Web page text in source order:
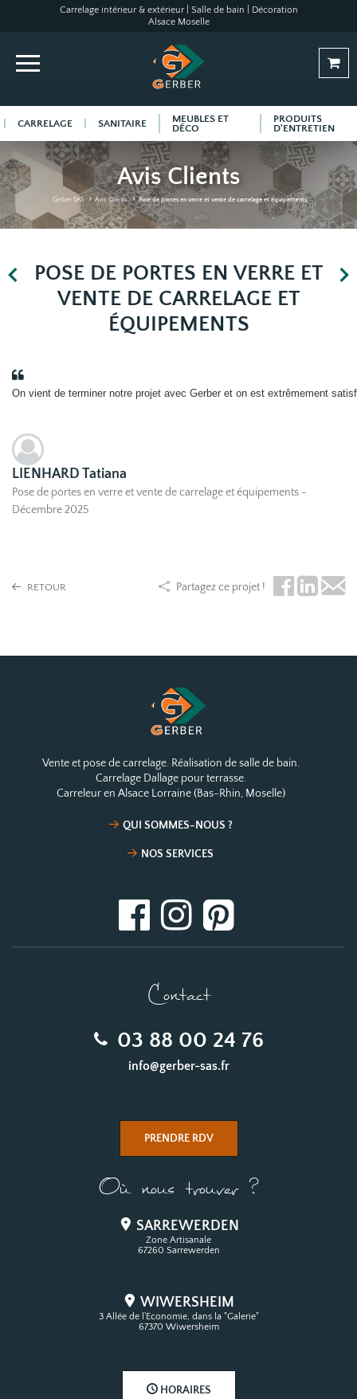
Carrelage intérieur & extérieur | Salle de bain | Décoration
Alsace Moselle
CARRELAGE SANITAIRE
MEUBLES ET
DÉCO
PRODUITS
D'ENTRETIEN
Avis Clients
Gerber SAS Avis Clients Pose de portes en verre et vente de carrelage et équipements
POSE DE PORTES EN VERRE ET
VENTE DE CARRELAGE ET
ÉQUIPEMENTS
On vient de terminer notre projet avec Gerber et on est extrêmement
LIENHARD Tatiana
Pose de portes en verre et vente de carrelage et équipements -
Décembre 2025
RETOUR Partagez ce projet !
Vente et pose de carrelage. Réalisation de salle de bain.
Carrelage Dallage pour terrasse.
Carreleur en Alsace Lorraine (Bas-Rhin, Moselle)
QUI SOMMES-NOUS ?
NOS SERVICES
Contact
03 88 00 24 76
info@gerber-sas.fr
PRENDRE RDV
Où nous trouver ?
SARREWERDEN
Zone Artisanale
67260 Sarrewerden
WIWERSHEIM
3 Allée de l'Economie, dans la "Galerie"
67370 Wiwersheim
HORAIRES